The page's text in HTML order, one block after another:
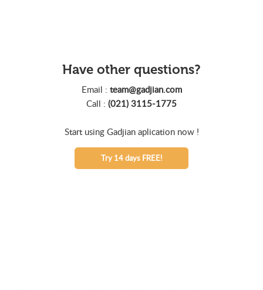
Have other questions?
Email : team@gadjian.com
Call : (021) 3115-1775
Start using Gadjian aplication now !
Try 14 days FREE!